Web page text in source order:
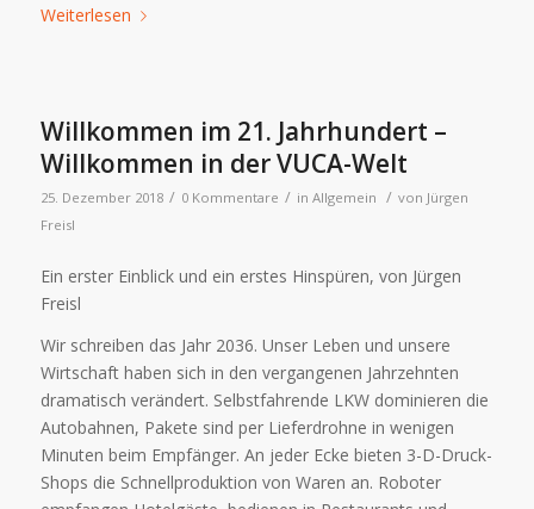
Weiterlesen
Willkommen im 21. Jahrhundert –
Willkommen in der VUCA-Welt
25. Dezember 2018 / 0 Kommentare / in Allgemein / von Jürgen
Freisl
Ein erster Einblick und ein erstes Hinspüren, von Jürgen
Freisl
Wir schreiben das Jahr 2036. Unser Leben und unsere
Wirtschaft haben sich in den vergangenen Jahrzehnten
dramatisch verändert. Selbstfahrende LKW dominieren die
Autobahnen, Pakete sind per Lieferdrohne in wenigen
Minuten beim Empfänger. An jeder Ecke bieten 3-D-Druck-
Shops die Schnellproduktion von Waren an. Roboter